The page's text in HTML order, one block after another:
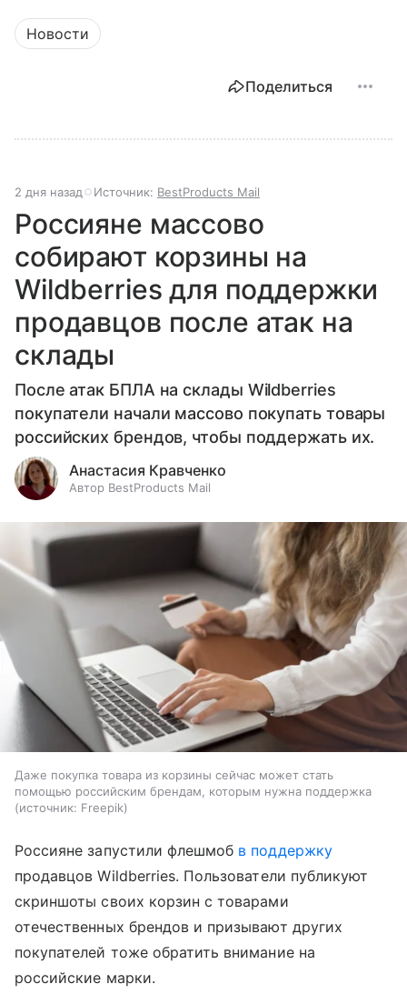
Новости
Поделиться
2 дня назад Источник: BestProducts Mail
Россияне массово
собирают корзины на
Wildberries для поддержки
продавцов после атак на
склады
После атак БПЛА на склады Wildberries
покупатели начали массово покупать товары
российских брендов, чтобы поддержать их.
Анастасия Кравченко
Автор BestProducts Mail
Даже покупка товара из корзины сейчас может стать
помощью российским брендам, которым нужна поддержка
источник: Freepik
Россияне запустили флешмоб в поддержку
продавцов Wildberries. Пользователи публикуют
скриншоты своих корзин с товарами
отечественных брендов и призывают других
покупателей тоже обратить внимание на
российские марки.